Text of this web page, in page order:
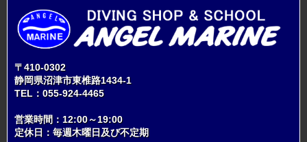
〒410-0302
静岡県沼津市東椎路1434-1
TEL： 055-924-4465
営業時間：12:00～19:00
定休日：毎週木曜日及び不定期